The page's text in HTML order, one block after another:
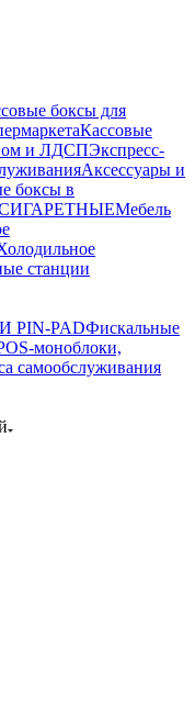
боксы для
Кассовые
и ЛДСПЭкспресс-
Аксессуары и
боксы в
Мебель
станции
PADФискальные
моноблоки,
самообслуживания